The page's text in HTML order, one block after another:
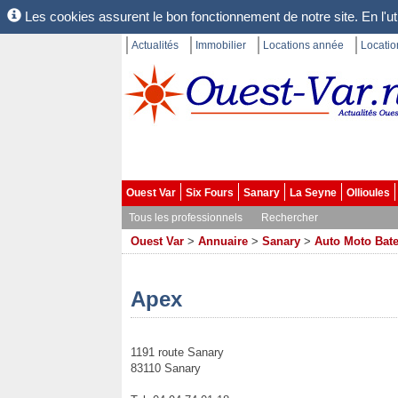
Les cookies assurent le bon fonctionnement de notre site. En
Actualités Immobilier Locations année
Ouest Var Six Fours Sanary La Seyne
Ollioules
Tous les professionnels
Rechercher
Ouest Var > Annuaire > Sanary > Auto Moto
Apex
1191 route Sanary
83110 Sanary